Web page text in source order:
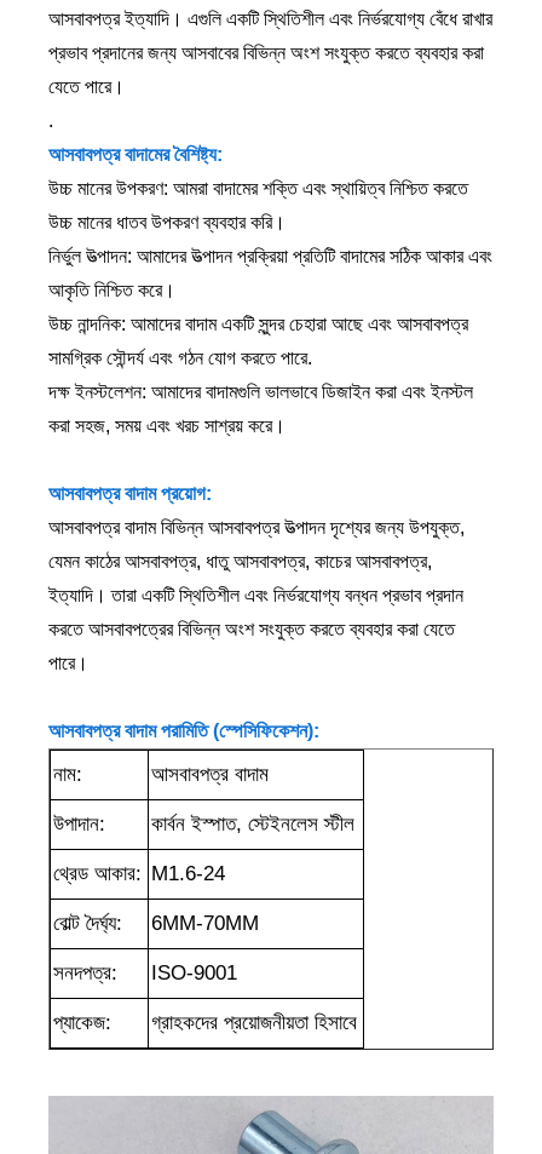
আসবাবপত্র ইত্যাদি। এগুলি একটি স্থিতিশীল এবং নির্ভরযোগ্য বেঁধে রাখার
প্রভাব প্রদানের জন্য আসবাবের বিভিন্ন অংশ সংযুক্ত করতে ব্যবহার করা
যেতে পারে।
.
আসবাবপত্র বাদামের বৈশিষ্ট্য:
উচ্চ মানের উপকরণ: আমরা বাদামের শক্তি এবং স্থায়িত্ব নিশ্চিত করতে
উচ্চ মানের ধাতব উপকরণ ব্যবহার করি।
নির্ভুল উত্পাদন: আমাদের উত্পাদন প্রক্রিয়া প্রতিটি বাদামের সঠিক আকার এবং
আকৃতি নিশ্চিত করে।
উচ্চ নান্দনিক: আমাদের বাদাম একটি সুন্দর চেহারা আছে এবং আসবাবপত্র
সামগ্রিক সৌন্দর্য এবং গঠন যোগ করতে পারে.
দক্ষ ইনস্টলেশন: আমাদের বাদামগুলি ভালভাবে ডিজাইন করা এবং ইনস্টল
করা সহজ, সময় এবং খরচ সাশ্রয় করে।
আসবাবপত্র বাদাম প্রয়োগ:
আসবাবপত্র বাদাম বিভিন্ন আসবাবপত্র উত্পাদন দৃশ্যের জন্য উপযুক্ত,
যেমন কাঠের আসবাবপত্র, ধাতু আসবাবপত্র, কাচের আসবাবপত্র,
ইত্যাদি। তারা একটি স্থিতিশীল এবং নির্ভরযোগ্য বন্ধন প্রভাব প্রদান
করতে আসবাবপত্রের বিভিন্ন অংশ সংযুক্ত করতে ব্যবহার করা যেতে
পারে।
আসবাবপত্র বাদাম পরামিতি (স্পেসিফিকেশন):
নাম: আসবাবপত্র বাদাম
উপাদান: কার্বন ইস্পাত, স্টেইনলেস স্টীল
থ্রেড আকার: M1.6-24
বোল্ট দৈর্ঘ্য: 6MM-70MM
সনদপত্র: ISO-9001
প্যাকেজ: গ্রাহকদের প্রয়োজনীয়তা হিসাবে